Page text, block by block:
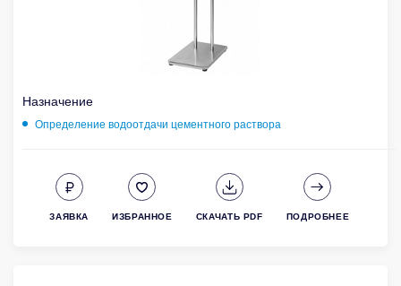
Назначение
Определение водоотдачи цементного раствора
ЗАЯВКА ИЗБРАННОЕ СКАЧАТЬ PDF ПОДРОБНЕЕ